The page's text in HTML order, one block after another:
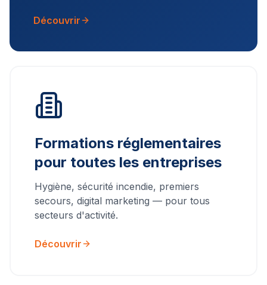
Découvrir
Formations réglementaires
pour toutes les entreprises
Hygiène, sécurité incendie, premiers
secours, digital marketing — pour tous
secteurs d'activité.
Découvrir